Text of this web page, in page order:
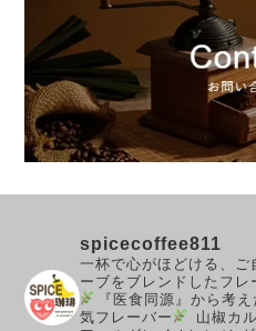
spicecoffee811
一杯で心がほどける、ご
ーブをブレンドしたフ
『医食同源』から考
気フレーバー
山椒カ